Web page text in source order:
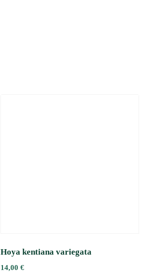
Hoya kentiana variegata
14,00 €